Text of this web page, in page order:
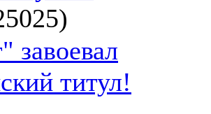
завоевал
титул!